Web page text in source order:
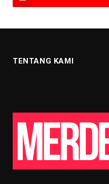
TENTANG KAMI